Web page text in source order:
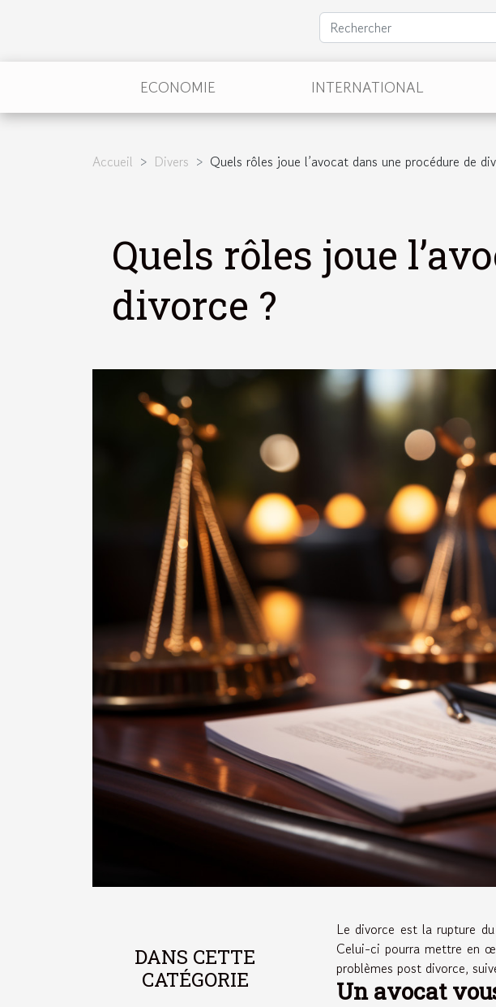
ECONOMIE INTERNATIONAL
Accueil Divers Quels rôles joue l’avocat dans une procédure de
Quels rôles joue
divorce ?
DANS CETTE
CATÉGORIE
Le divorce est la rupture
Celui-ci pourra mettre en
problèmes post divorce,
Un avocat